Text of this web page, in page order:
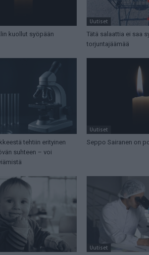
kuollut syöpään
Uutiset
Tätä salaattia ei saa
torjuntajäämää
tehtiin erityinen
suhteen – voi
Uutiset
Seppo Sairanen on
Uutiset